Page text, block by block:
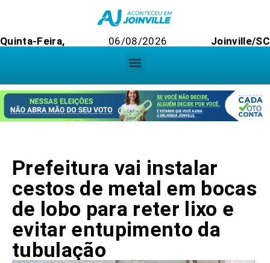
Quinta-Feira, 06/08/2026 Joinville/SC
Prefeitura vai instalar
cestos de metal em bocas
de lobo para reter lixo e
evitar entupimento da
tubulação